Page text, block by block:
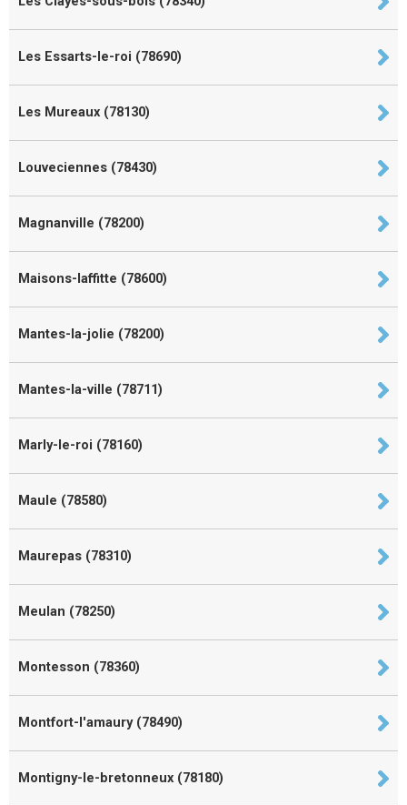
Les Essarts-le-roi (78690)
Les Mureaux (78130)
Louveciennes (78430)
Magnanville (78200)
Maisons-laffitte (78600)
Mantes-la-jolie (78200)
Mantes-la-ville (78711)
Marly-le-roi (78160)
Maule (78580)
Maurepas (78310)
Meulan (78250)
Montesson (78360)
Montfort-l'amaury (78490)
Montigny-le-bretonneux (78180)